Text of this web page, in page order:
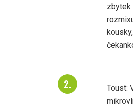
zbytek
Toust: